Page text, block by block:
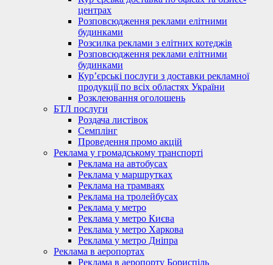
центрах
Розповсюдження реклами елітними
будинками
Розсилка реклами з елітних котеджів
Розповсюдження реклами елітними
будинками
Кур’єрські послуги з доставки рекламної
продукції по всіх областях України
Розклеювання оголошень
БТЛ послуги
Роздача листівок
Семплінг
Проведення промо акцій
Реклама у громадському транспорті
Реклама на автобусах
Реклама у маршрутках
Реклама на трамваях
Реклама на тролейбусах
Реклама у метро
Реклама у метро Києва
Реклама у метро Харкова
Реклама у метро Дніпра
Реклама в аеропортах
Реклама в аеропорту Бориспіль